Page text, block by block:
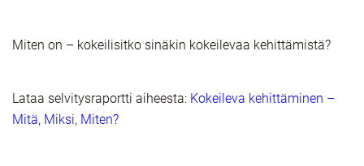
Miten on – kokeilisitko sinäkin kokeilevaa kehittämistä?
Lataa selvitysraportti aiheesta: Kokeileva kehittäminen –
Mitä, Miksi, Miten?